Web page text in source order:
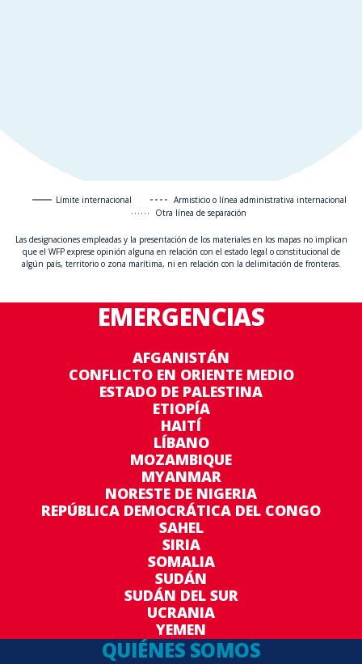
Límite internacional
Armisticio o línea administrativa internacional
Otra línea de separación
Las designaciones empleadas y la presentación de los materiales en los mapas no implican
que el WFP exprese opinión alguna en relación con el estado legal o constitucional de
algún país, territorio o zona marítima, ni en relación con la delimitación de fronteras.
EMERGENCIAS
AFGANISTÁN
CONFLICTO EN ORIENTE MEDIO
ESTADO DE PALESTINA
ETIOPÍA
HAITÍ
LÍBANO
MOZAMBIQUE
MYANMAR
NORESTE DE NIGERIA
REPÚBLICA DEMOCRÁTICA DEL CONGO
SAHEL
SIRIA
SOMALIA
SUDÁN
SUDÁN DEL SUR
UCRANIA
YEMEN
QUIÉNES SOMOS